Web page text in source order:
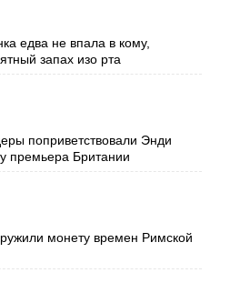
едва не впала в кому,
запах изо рта
поприветствовали Энди
премьера Британии
монету времен Римской